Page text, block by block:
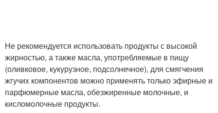
Не рекомендуется использовать продукты с высокой
жирностью, а также масла, употребляемые в пищу
(оливковое, кукурузное, подсолнечное), для смягчения
жгучих компонентов можно применять только эфирные и
парфюмерные масла, обезжиренные молочные, и
кисломолочные продукты.